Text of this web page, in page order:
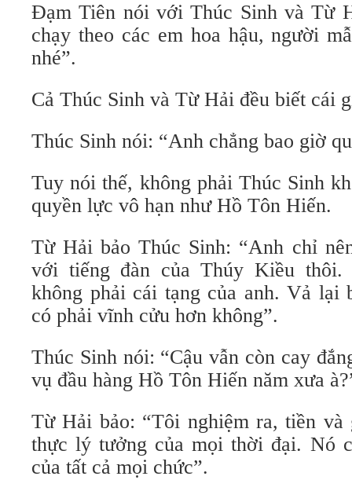
Đạm Tiên nói với Thúc Sinh và Từ
chạy theo các em hoa hậu, người
nhé”.
Cả Thúc Sinh và Từ Hải đều biết cái
Thúc Sinh nói: “Anh chẳng bao giờ
Tuy nói thế, không phải Thúc Sinh
quyền lực vô hạn như Hồ Tôn Hiến.
Từ Hải bảo Thúc Sinh: “Anh chỉ
với tiếng đàn của Thúy Kiều thôi.
không phải cái tạng của anh. Vả lại
có phải vĩnh cửu hơn không”.
Thúc Sinh nói: “Cậu vẫn còn cay
vụ đầu hàng Hồ Tôn Hiến năm xưa
Từ Hải bảo: “Tôi nghiệm ra, tiền
thực lý tưởng của mọi thời đại. Nó
của tất cả mọi chức”.